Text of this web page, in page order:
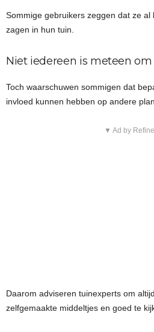
Sommige gebruikers zeggen dat ze
zagen in hun tuin.
Niet iedereen is meteen om
Toch waarschuwen sommigen dat
invloed kunnen hebben op andere
▼ Ad by
Daarom adviseren tuinexperts om
zelfgemaakte middeltjes en goed te